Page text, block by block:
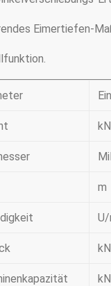
Eimertiefen-
m
U/
kN
kN